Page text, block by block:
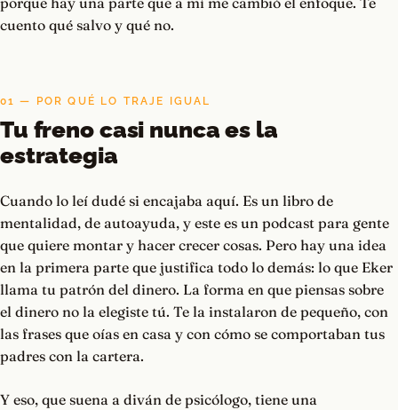
cuento qué salvo y qué no.
01 — POR QUÉ LO TRAJE IGUAL
Tu freno casi nunca es la
estrategia
Cuando lo leí dudé si encajaba aquí. Es un libro de
mentalidad, de autoayuda, y este es un podcast para gente
que quiere montar y hacer crecer cosas. Pero hay una idea
en la primera parte que justifica todo lo demás: lo que Eker
llama tu patrón del dinero. La forma en que piensas sobre
el dinero no la elegiste tú. Te la instalaron de pequeño, con
las frases que oías en casa y con cómo se comportaban tus
padres con la cartera.
Y eso, que suena a diván de psicólogo, tiene una